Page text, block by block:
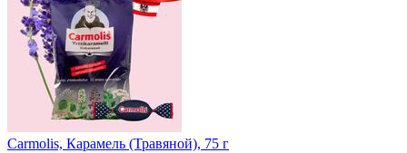
Carmolis, Карамель (Травяной), 75 г